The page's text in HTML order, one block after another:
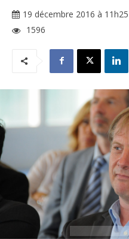
19 décembre 2016 à 11h25
1596